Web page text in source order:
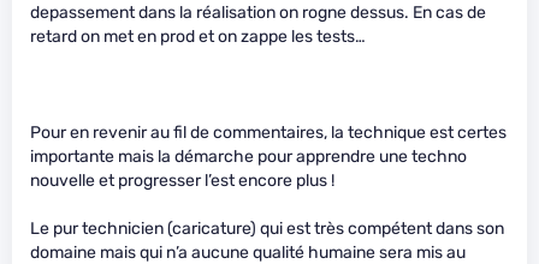
depassement dans la réalisation on rogne dessus. En cas de
retard on met en prod et on zappe les tests…
Pour en revenir au fil de commentaires, la technique est certes
importante mais la démarche pour apprendre une techno
nouvelle et progresser l’est encore plus !
Le pur technicien (caricature) qui est très compétent dans son
domaine mais qui n’a aucune qualité humaine sera mis au